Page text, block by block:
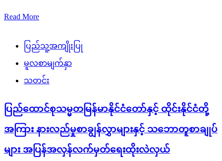
Read More
ပြည်သူ့အကျိုးပြု
မူလစာမျက်နှာ
သတင်း
ပြည်ထောင်စုသမ္မတမြန်မာနိုင်ငံတော်နှင့် ထိုင်းနိုင်ငံတို့
အကြား နားလည်မှုစာချွန်လွှာများနှင့် သဘောတူစာချုပ်
များ အပြန်အလှန်လက်မှတ်ရေးထိုးလဲလှယ်